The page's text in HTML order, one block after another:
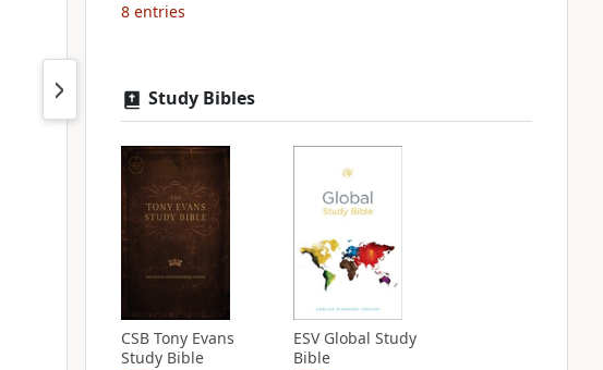
8 entries
Study Bibles
CSB Tony Evans
Study Bible
ESV Global Study
Bible